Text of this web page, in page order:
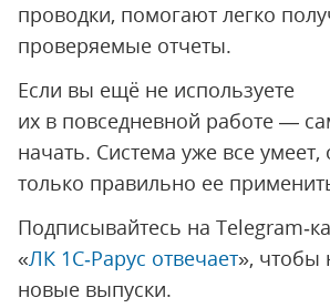
проводки, помогают легко
проверяемые отчеты.
Если вы ещё не используете
их в повседневной работе —
начать. Система уже все умеет,
только правильно ее
Подписывайтесь на
«ЛК 1С‑Рарус отвечает», чтобы
новые выпуски.